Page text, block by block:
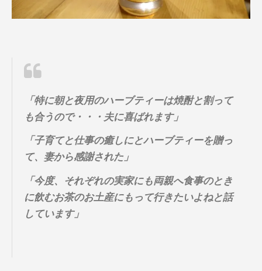
「特に朝と夜用のハーブティーは焼酎と割って
も合うので・・・夫に喜ばれます」
「子育てと仕事の癒しにとハーブティーを贈っ
て、妻から感謝された」
「今度、それぞれの実家にも両親へ食事のとき
に飲むお茶のお土産にもって行きたいよねと話
しています」